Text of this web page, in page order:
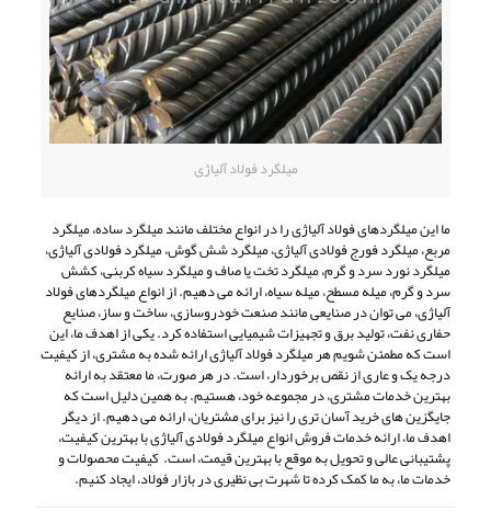
میلگرد فولاد آلیاژی
ما این میلگردهای فولاد آلیاژی را در انواع مختلف مانند میلگرد ساده، میلگرد
مربع، میلگرد فورج فولادی آلیاژی، میلگرد شش گوش، میلگرد فولادی آلیاژی،
میلگرد نورد سرد و گرم، میلگرد تخت یا صاف و میلگرد سیاه کربنی، کشش
سرد و گرم، میله مسطح، میله سیاه، ارائه می دهیم. از انواع میلگردهای فولاد
آلیاژی، می توان در صنایعی مانند صنعت خودروسازی، ساخت و ساز، صنایع
حفاری نفت، تولید برق و تجهیزات شیمیایی استفاده کرد. یکی از اهدف ما، این
است که مطمئن شویم هر میلگرد فولاد آلیاژی ارائه شده به مشتری، از کیفیت
درجه یک و عاری از نقص برخوردار، است. در هر صورت، ما معتقد به ارائه
بهترین خدمات مشتری، در مجموعه خود، هستیم. به همین دلیل است که
جایگزین های خرید آسان تری را نیز برای مشتریان، ارائه می دهیم. از دیگر
اهدف ما، ارائه خدمات فروش انواع میلگرد فولادی آلیاژی با بهترین کیفیت،
پشتیبانی عالی و تحویل به موقع با بهترین قیمت، است. کیفیت محصولات و
خدمات ما، به ما کمک کرده تا شهرت بی نظیری در بازار فولاد، ایجاد کنیم.